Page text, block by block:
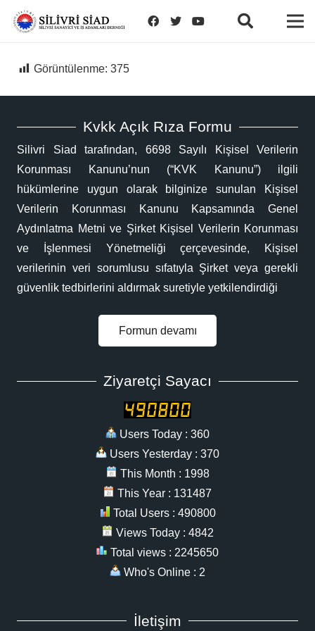
Görüntülenme: 375
Kvkk Açık Rıza Formu
Silivri Siad tarafından, 6698 Sayılı Kişisel Verilerin
Korunması Kanunu’nun (“KVK Kanunu”) ilgili
hükümlerine uygun olarak bilginize sunulan Kişisel
Verilerin Korunması Kanunu Kapsamında Genel
Aydınlatma Metni ve Şirket Kişisel Verilerin Korunması
ve İşlenmesi Yönetmeliği çerçevesinde, Kişisel
verilerinin veri sorumlusu sıfatıyla Şirket veya gerekli
güvenlik tedbirlerini aldırmak suretiyle yetkilendirdiği
Formun devamı
Ziyaretçi Sayacı
Users Today : 360
Users Yesterday : 370
This Month : 1998
This Year : 131487
Total Users : 490800
Views Today : 4842
Total views : 2245650
Who's Online : 2
İletişim